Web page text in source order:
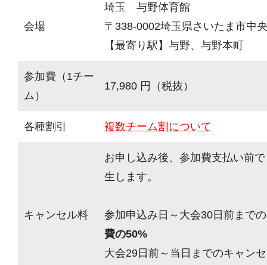
会場
埼玉 与野体育館
〒338-0002埼玉県さいたま市中
【最寄り駅】与野、与野本町
参加費（1チー
ム）
17,980 円（税抜）
各種割引 複数チーム割について
キャンセル料
お申し込み後、参加費支払い前
生します。
参加申込み日～大会30日前まで
費の50%
大会29日前～当日までのキャン